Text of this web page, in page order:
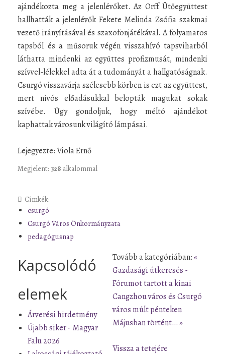
ajándékozta meg a jelenlévőket. Az Orff Ütőegyüttest
hallhatták a jelenlévők Fekete Melinda Zsófia szakmai
vezető irányításával és szaxofonjátékával. A folyamatos
tapsból és a műsoruk végén visszahívó tapsviharból
láthatta mindenki az együttes profizmusát, mindenki
szívvel-lélekkel adta át a tudományát a hallgatóságnak.
Csurgó visszavárja szélesebb körben is ezt az együttest,
mert nívós előadásukkal belopták magukat sokak
szívébe. Úgy gondoljuk, hogy méltó ajándékot
kaphattak városunk világító lámpásai.
Lejegyezte: Viola Ernő
Megjelent: 328 alkalommal
Címkék:
csurgó
Csurgó Város Önkormányzata
pedagógusnap
Kapcsolódó
elemek
Árverési hirdetmény
Újabb siker - Magyar
Falu 2026
Tovább a kategóriában:«
Gazdasági útkeresés -
Fórumot tartott a kínai
Cangzhou város és Csurgó
város múlt pénteken
Májusban történt… »
Vissza a tetejére